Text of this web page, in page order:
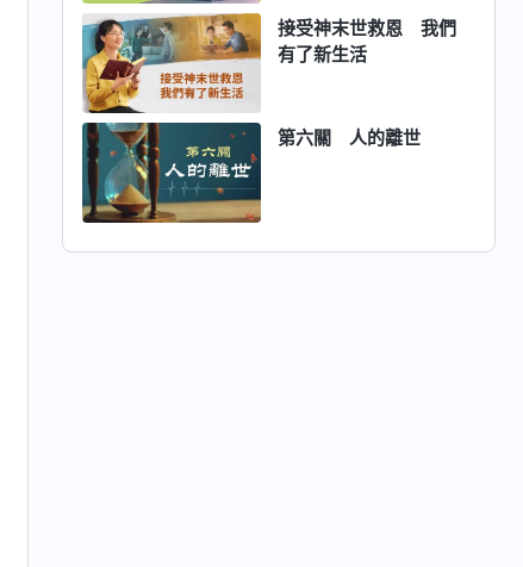
接受神末世救恩 我們
有了新生活
第六關 人的離世